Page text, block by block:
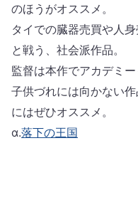
のほうがオススメ。
タイでの臓器売買や人
と戦う、社会派作品。
監督は本作でアカデミー
子供づれには向かない
にはぜひオススメ。
α.落下の王国